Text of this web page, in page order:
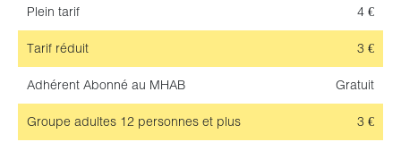
Plein tarif 4 €
Tarif réduit 3 €
Adhérent Abonné au MHAB Gratuit
Groupe adultes 12 personnes et plus 3 €